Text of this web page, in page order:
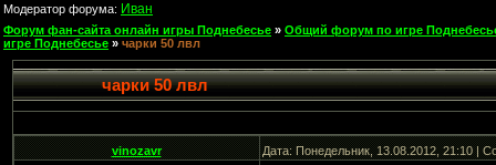
Модератор форума: Иван
Форум фан-сайта онлайн игры Поднебесье » Общий форум по игре
игре Поднебесье » чарки 50 лвл
чарки 50 лвл
vinozavr Дата: Понедельник, 13.08.2012, 21:10 |